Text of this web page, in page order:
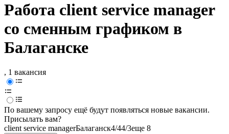
Работа client service manager
со сменным графиком в
Балаганске
, 1 вакансия
По вашему запросу ещё будут появляться новые вакансии.
Присылать вам?
client service managerБалаганск4/44/3еще 8